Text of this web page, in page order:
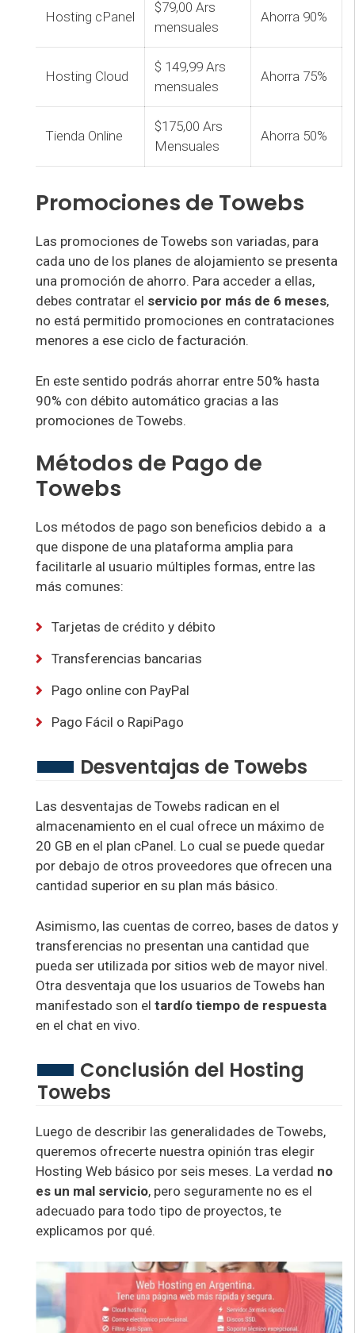
Hosting cPanel
$79,00 Ars
mensuales
Ahorra 90%
Hosting Cloud
$ 149,99 Ars
mensuales
Ahorra 75%
Tienda Online
$175,00 Ars
Mensuales
Ahorra 50%
Promociones de Towebs
Las promociones de Towebs son variadas, para
cada uno de los planes de alojamiento se presenta
una promoción de ahorro. Para acceder a ellas,
debes contratar el servicio por más de 6 meses,
no está permitido promociones en contrataciones
menores a ese ciclo de facturación.
En este sentido podrás ahorrar entre 50% hasta
90% con débito automático gracias a las
promociones de Towebs.
Métodos de Pago de
Towebs
Los métodos de pago son beneficios debido a a
que dispone de una plataforma amplia para
facilitarle al usuario múltiples formas, entre las
más comunes:
Tarjetas de crédito y débito
Transferencias bancarias
Pago online con PayPal
Pago Fácil o RapiPago
Desventajas de Towebs
Las desventajas de Towebs radican en el
almacenamiento en el cual ofrece un máximo de
20 GB en el plan cPanel. Lo cual se puede quedar
por debajo de otros proveedores que ofrecen una
cantidad superior en su plan más básico.
Asimismo, las cuentas de correo, bases de datos y
transferencias no presentan una cantidad que
pueda ser utilizada por sitios web de mayor nivel.
Otra desventaja que los usuarios de Towebs han
manifestado son el tardío tiempo de respuesta
en el chat en vivo.
Conclusión del Hosting
Towebs
Luego de describir las generalidades de Towebs,
queremos ofrecerte nuestra opinión tras elegir
Hosting Web básico por seis meses. La verdad no
es un mal servicio, pero seguramente no es el
adecuado para todo tipo de proyectos, te
explicamos por qué.